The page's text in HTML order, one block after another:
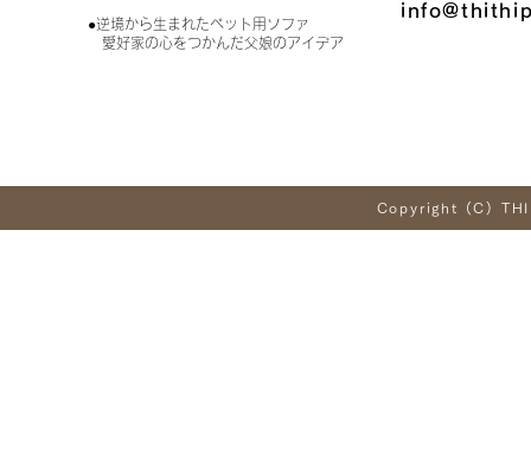
●逆境から生まれたペット用ソファ
愛好家の心をつかんだ父娘のアイデア
Copyright (C)